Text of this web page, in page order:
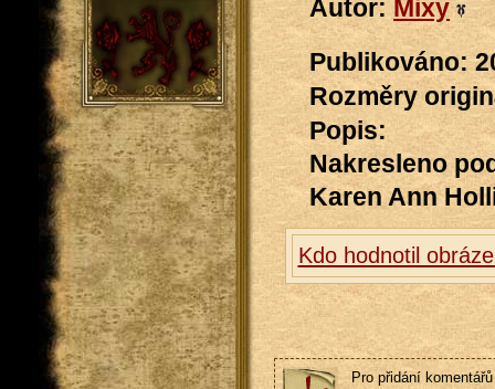
Autor: Mixy
Publikováno:
Rozměry
Popis:
Nakresleno
Karen Ann
Kdo hodnotil
Pro přidání